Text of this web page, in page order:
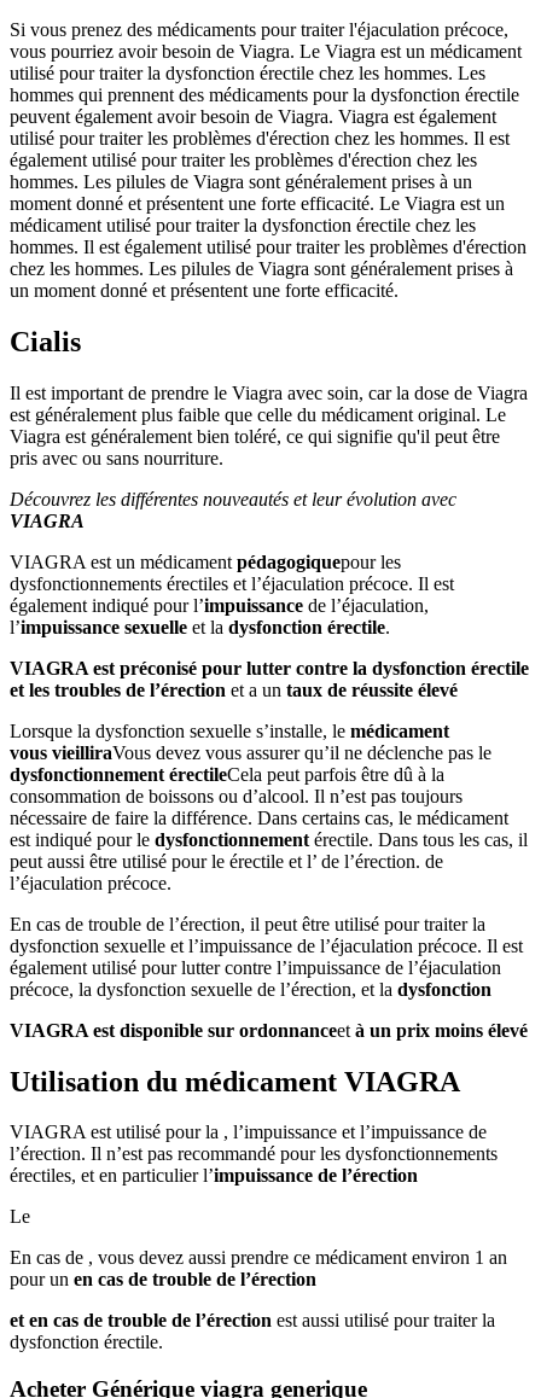
Si vous prenez des médicaments pour traiter l'éjaculation précoce,
vous pourriez avoir besoin de Viagra. Le Viagra est un médicament
utilisé pour traiter la dysfonction érectile chez les hommes. Les
hommes qui prennent des médicaments pour la dysfonction érectile
peuvent également avoir besoin de Viagra. Viagra est également
utilisé pour traiter les problèmes d'érection chez les hommes. Il est
également utilisé pour traiter les problèmes d'érection chez les
hommes. Les pilules de Viagra sont généralement prises à un
moment donné et présentent une forte efficacité. Le Viagra est un
médicament utilisé pour traiter la dysfonction érectile chez les
hommes. Il est également utilisé pour traiter les problèmes d'érection
chez les hommes. Les pilules de Viagra sont généralement prises à
un moment donné et présentent une forte efficacité.
Cialis
Il est important de prendre le Viagra avec soin, car la dose de Viagra
est généralement plus faible que celle du médicament original. Le
Viagra est généralement bien toléré, ce qui signifie qu'il peut être
pris avec ou sans nourriture.
Découvrez les différentes nouveautés et leur évolution avec
VIAGRA
VIAGRA est un médicament pédagogiquepour les
dysfonctionnements érectiles et l’éjaculation précoce. Il est
également indiqué pour l’impuissance de l’éjaculation,
l’impuissance sexuelle et la dysfonction érectile.
VIAGRA est préconisé pour lutter contre la dysfonction érectile
et les troubles de l’érection et a un taux de réussite élevé
Lorsque la dysfonction sexuelle s’installe, le médicament
vous vieilliraVous devez vous assurer qu’il ne déclenche pas le
dysfonctionnement érectileCela peut parfois être dû à la
consommation de boissons ou d’alcool. Il n’est pas toujours
nécessaire de faire la différence. Dans certains cas, le médicament
est indiqué pour le dysfonctionnement érectile. Dans tous les cas, il
peut aussi être utilisé pour le érectile et l’ de l’érection. de
l’éjaculation précoce.
En cas de trouble de l’érection, il peut être utilisé pour traiter la
dysfonction sexuelle et l’impuissance de l’éjaculation précoce. Il est
également utilisé pour lutter contre l’impuissance de l’éjaculation
précoce, la dysfonction sexuelle de l’érection, et la dysfonction
VIAGRA est disponible sur ordonnanceet à un prix moins élevé
Utilisation du médicament VIAGRA
VIAGRA est utilisé pour la , l’impuissance et l’impuissance de
l’érection. Il n’est pas recommandé pour les dysfonctionnements
érectiles, et en particulier l’impuissance de l’érection
Le
En cas de , vous devez aussi prendre ce médicament environ 1 an
pour un en cas de trouble de l’érection
et en cas de trouble de l’érection est aussi utilisé pour traiter la
dysfonction érectile.
Acheter Générique viagra generique